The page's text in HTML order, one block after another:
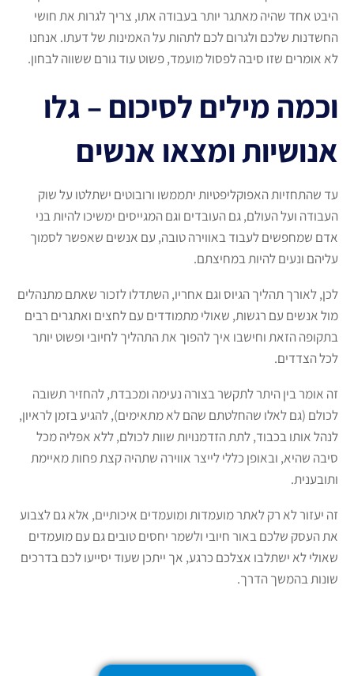
היבט אחד שהיה מאתגר יותר בעבודה אתו, צריך לגרות את חושי
החשדנות שלכם ולגרום לכם לתהות על האמינות של דעתו. אנחנו
לא אומרים שזו סיבה לפסול מועמד, פשוט עוד גורם ששווה לבחון.
וכמה מילים לסיכום – גלו
אנושיות ומצאו אנשים
עד שהתחזיות האפוקליפטיות יתממשו ורובוטים ישתלטו על שוק
העבודה ועל העולם, גם העובדים וגם המגייסים ימשיכו להיות בני
אדם שמחפשים לעבוד באווירה טובה, עם אנשים שאפשר לסמוך
עליהם ונעים להיות במחיצתם.
לכן, לאורך תהליך הגיוס וגם אחריו, השתדלו לזכור שאתם מתנהלים
מול אנשים עם רגשות, שאולי מתמודדים עם לחצים ואתגרים רבים
בתקופה הזאת וחישבו איך להפוך את התהליך לחיובי ופשוט יותר
לכל הצדדים.
זה אומר בין היתר לתקשר בצורה נעימה ומכבדת, להחזיר תשובה
לכולם (גם לאלו שהחלטתם שהם לא מתאימים), להגיע בזמן לראיון,
לנהל אותו בכבוד, לתת הזדמנויות שוות לכולם, ללא אפליה מכל
סיבה שהיא, ובאופן כללי לייצר אווירה שתהיה קצת פחות מאיימת
ותובענית.
זה יעזור לא רק לאתר מועמדות ומועמדים איכותיים, אלא גם לצבוע
את העסק שלכם באור חיובי ולשמר יחסים טובים גם עם מועמדים
שאולי לא ישתלבו אצלכם כרגע, אך ייתכן שעוד יסייעו לכם בדרכים
שונות בהמשך הדרך.